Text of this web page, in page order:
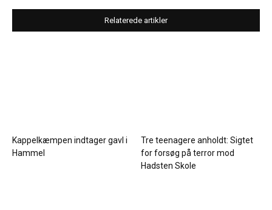
Relaterede artikler
Kappelkæmpen indtager gavl i
Hammel
Tre teenagere anholdt: Sigtet
for forsøg på terror mod
Hadsten Skole